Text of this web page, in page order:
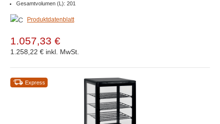
Gesamtvolumen (L): 201
Produktdatenblatt
1.057,33 €
1.258,22 € inkl. MwSt.
Express